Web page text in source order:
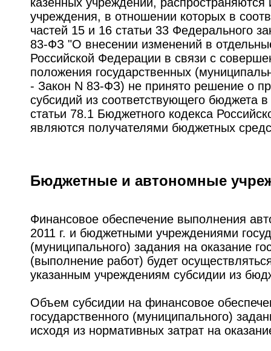
учреждения, в отношении которых в
частей 15 и 16 статьи 33 Федерального
83-ФЗ "О внесении изменений в
Российской Федерации в связи с
положения государственных
- Закон N 83-ФЗ) не принято решение о
субсидий из соответствующего бюджета в
статьи 78.1 Бюджетного кодекса
являются получателями бюджетных
Бюджетные и автономные
Финансовое обеспечение выполнения
2011 г. и бюджетными учреждениями
(муниципального) задания на оказание
(выполнение работ) будет
указанным учреждениям субсидии из
Объем субсидии на финансовое
государственного (муниципального)
исходя из нормативных затрат на